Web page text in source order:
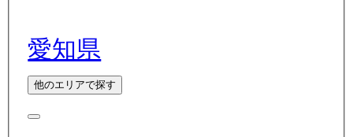
愛知県
他のエリアで探す